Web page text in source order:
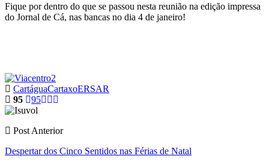
Fique por dentro do que se passou nesta reunião na edição impressa
do Jornal de Cá, nas bancas no dia 4 de janeiro!
CartáguaCartaxoERSAR
95
95
Post Anterior
Despertar dos Cinco Sentidos nas Férias de Natal